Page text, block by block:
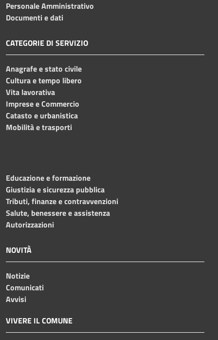
Personale Amministrativo
Documenti e dati
CATEGORIE DI SERVIZIO
Anagrafe e stato civile
Cultura e tempo libero
Vita lavorativa
Imprese e Commercio
Catasto e urbanistica
Mobilità e trasporti
Educazione e formazione
Giustizia e sicurezza pubblica
Tributi, finanze e contravvenzioni
Salute, benessere e assistenza
Autorizzazioni
NOVITÀ
Notizie
Comunicati
Avvisi
VIVERE IL COMUNE